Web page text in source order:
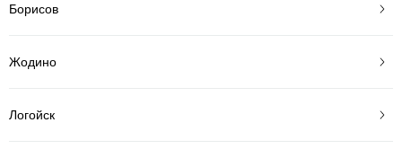
Борисов
Жодино
Логойск